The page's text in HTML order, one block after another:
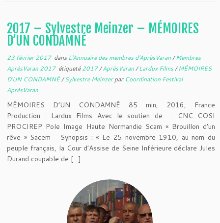
2017 – Sylvestre Meinzer – MÉMOIRES
D’UN CONDAMNÉ
23 février 2017dans L'Annuaire des membres d'AprèsVaran/Membres
AprèsVaran 2017 étiqueté2017/AprèsVaran/Lardux Films/MÉMOIRES
D'UN CONDAMNÉ/Sylvestre Meinzerpar Coordination Festival
AprèsVaran
MÉMOIRES D’UN CONDAMNÉ 85 min, 2016, France
Production : Lardux Films Avec le soutien de : CNC COSI
PROCIREP Pole Image Haute Normandie Scam « Brouillon d’un
rêve » Sacem Synopsis : « Le 25 novembre 1910, au nom du
peuple français, la Cour d’Assise de Seine Inférieure déclare Jules
Durand coupable de […]